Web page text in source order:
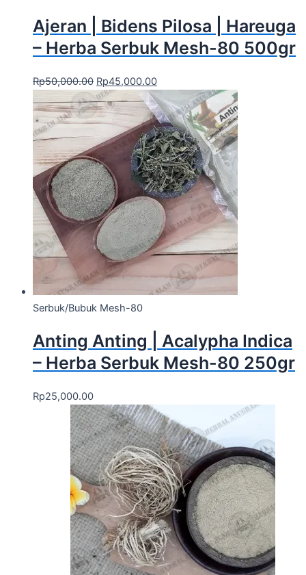
Ajeran | Bidens Pilosa | Hareuga
– Herba Serbuk Mesh-80 500gr
Rp50,000.00 Rp45,000.00
Serbuk/Bubuk Mesh-80
Anting Anting | Acalypha Indica
– Herba Serbuk Mesh-80 250gr
Rp25,000.00